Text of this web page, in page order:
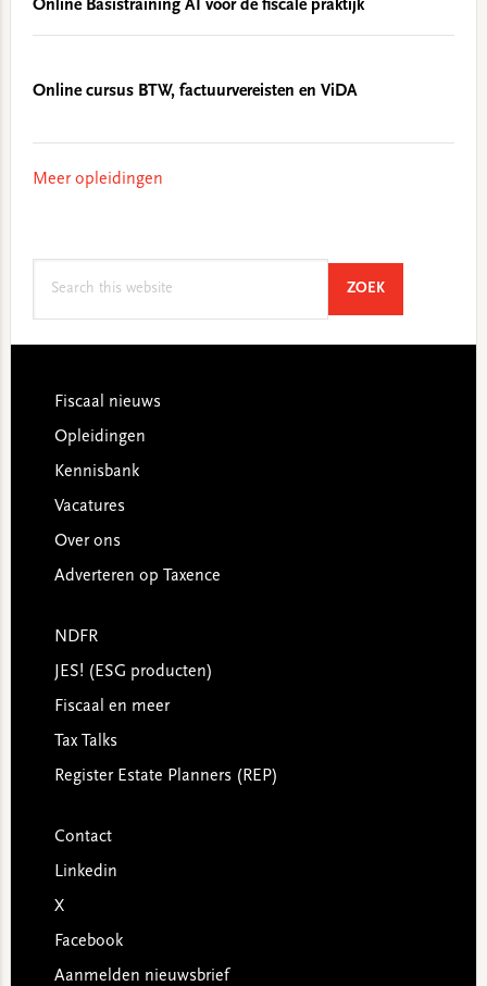
Online Basistraining AI voor de fiscale praktijk
Online cursus BTW, factuurvereisten en ViDA
Meer opleidingen
ZOEKSEARCH
Footer
Fiscaal nieuws
Opleidingen
Kennisbank
Vacatures
Over ons
Adverteren op Taxence
NDFR
JES! (ESG producten)
Fiscaal en meer
Tax Talks
Register Estate Planners (REP)
Contact
Linkedin
X
Facebook
Aanmelden nieuwsbrief